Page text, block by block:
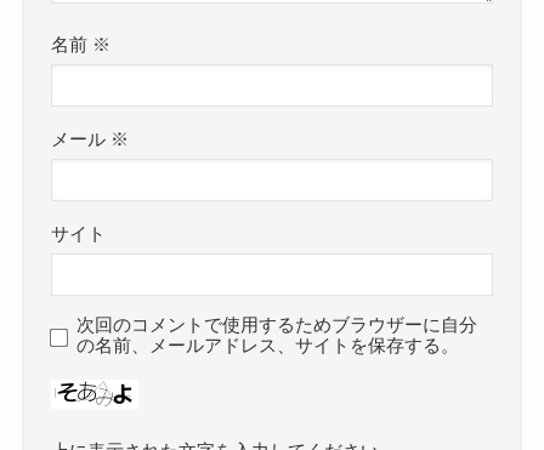
名前 ※
メール ※
サイト
次回のコメントで使用するためブラウザーに自分
の名前、メールアドレス、サイトを保存する。